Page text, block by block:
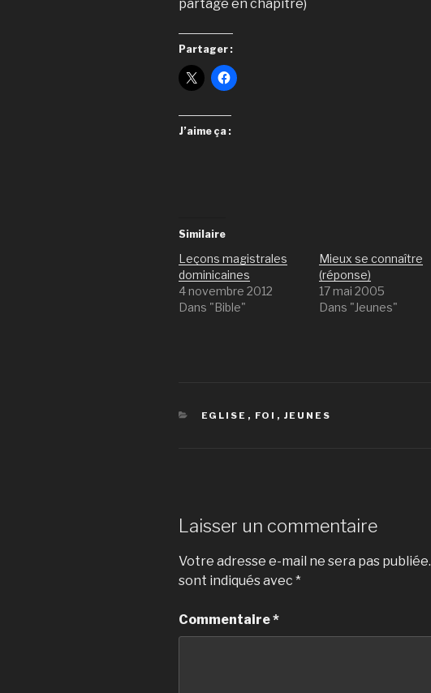
partage en chapitre)
Partager :
J’aime ça :
Similaire
Leçons magistrales
dominicaines
4 novembre 2012
Dans "Bible"
Mieux se connaître
(réponse)
17 mai 2005
Dans "Jeunes"
CATÉGORIES
EGLISE , FOI , JEUNES
Laisser un commentaire
Votre adresse e-mail ne sera pas publiée.
sont indiqués avec *
Commentaire*